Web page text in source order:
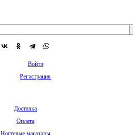
Войти
Регистрация
Доставка
Оплата
Ногтевые магазины